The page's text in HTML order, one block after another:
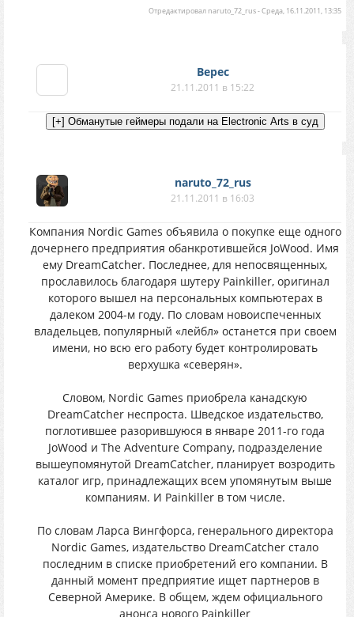
Отредактировал naruto_72_rus-Среда, 16.11.2011, 13:35
Верес
21.11.2011 в 15:22
naruto_72_rus
21.11.2011 в 16:03
Компания Nordic Games объявила о покупке еще одного
дочернего предприятия обанкротившейся JoWood. Имя
ему DreamCatcher. Последнее, для непосвященных,
прославилось благодаря шутеру Painkiller, оригинал
которого вышел на персональных компьютерах в
далеком 2004-м году. По словам новоиспеченных
владельцев, популярный «лейбл» останется при своем
имени, но всю его работу будет контролировать
верхушка «северян».
Словом, Nordic Games приобрела канадскую
DreamCatcher неспроста. Шведское издательство,
поглотившее разорившуюся в январе 2011-го года
JoWood и The Adventure Company, подразделение
вышеупомянутой DreamCatcher, планирует возродить
каталог игр, принадлежащих всем упомянутым выше
компаниям. И Painkiller в том числе.
По словам Ларса Вингфорса, генерального директора
Nordic Games, издательство DreamCatcher стало
последним в списке приобретений его компании. В
данный момент предприятие ищет партнеров в
Северной Америке. В общем, ждем официального
анонса нового Painkiller